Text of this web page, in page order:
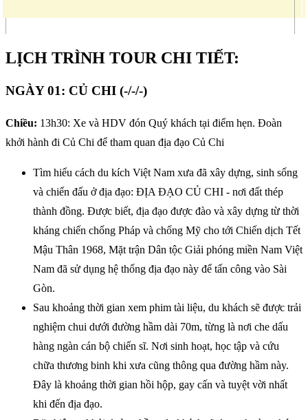
LỊCH TRÌNH TOUR CHI TIẾT:
NGÀY 01: CỦ CHI (-/-/-)
Chiều: 13h30: Xe và HDV đón Quý khách tại điểm hẹn. Đoàn
khởi hành đi Củ Chi để tham quan địa đạo Củ Chi
Tìm hiểu cách du kích Việt Nam xưa đã xây dựng, sinh sống
và chiến đấu ở địa đạo: ĐỊA ĐẠO CỦ CHI - nơi đất thép
thành đồng. Được biết, địa đạo được đào và xây dựng từ thời
kháng chiến chống Pháp và chống Mỹ cho tới Chiến dịch Tết
Mậu Thân 1968, Mặt trận Dân tộc Giải phóng miền Nam Việt
Nam đã sử dụng hệ thống địa đạo này để tấn công vào Sài
Gòn.
Sau khoảng thời gian xem phim tài liệu, du khách sẽ được trải
nghiệm chui dưới đường hầm dài 70m, từng là nơi che dấu
hàng ngàn cán bộ chiến sĩ. Nơi sinh hoạt, học tập và cứu
chữa thương binh khi xưa cũng thông qua đường hầm này.
Đây là khoảng thời gian hồi hộp, gay cấn và tuyệt vời nhất
khi đến địa đạo.